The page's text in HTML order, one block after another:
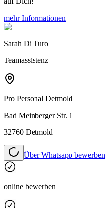
mehr Informationen
Sarah Di Turo
Teamassistenz
Pro Personal Detmold
Bad Meinberger Str. 1
32760 Detmold
Über Whatsapp bewerben
online bewerben